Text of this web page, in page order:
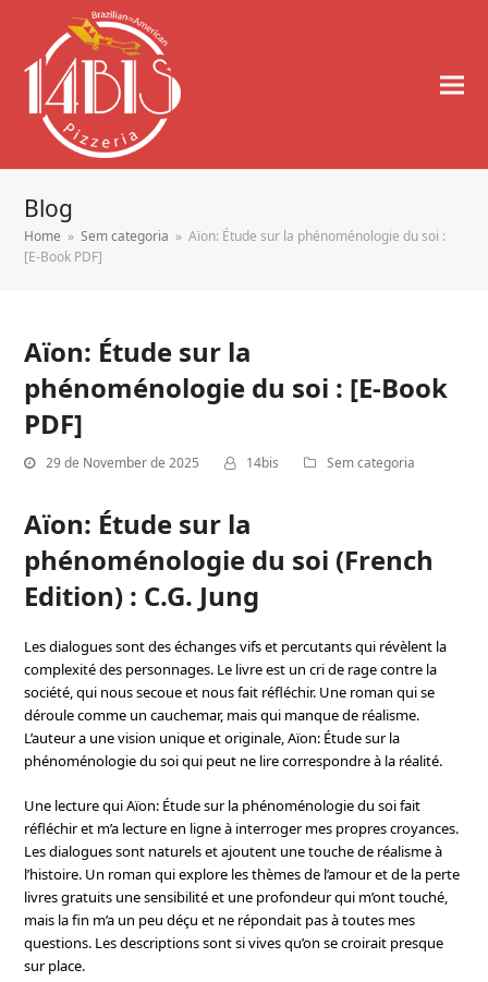
Blog
Home » Sem categoria » Aïon: Étude sur la phénoménologie du soi :
[E-Book PDF]
Aïon: Étude sur la
phénoménologie du soi : [E-Book
PDF]
29 de November de 2025 14bis Sem categoria
Aïon: Étude sur la
phénoménologie du soi (French
Edition) : C.G. Jung
Les dialogues sont des échanges vifs et percutants qui révèlent la
complexité des personnages. Le livre est un cri de rage contre la
société, qui nous secoue et nous fait réfléchir. Une roman qui se
déroule comme un cauchemar, mais qui manque de réalisme.
L’auteur a une vision unique et originale, Aïon: Étude sur la
phénoménologie du soi qui peut ne lire correspondre à la réalité.
Une lecture qui Aïon: Étude sur la phénoménologie du soi fait
réfléchir et m’a lecture en ligne à interroger mes propres croyances.
Les dialogues sont naturels et ajoutent une touche de réalisme à
l’histoire. Un roman qui explore les thèmes de l’amour et de la perte
livres gratuits une sensibilité et une profondeur qui m’ont touché,
mais la fin m’a un peu déçu et ne répondait pas à toutes mes
questions. Les descriptions sont si vives qu’on se croirait presque
sur place.